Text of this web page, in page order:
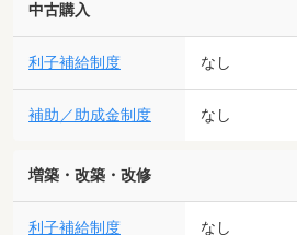
中古購入
利子補給制度 なし
補助／助成金制度 なし
増築・改築・改修
利子補給制度 なし